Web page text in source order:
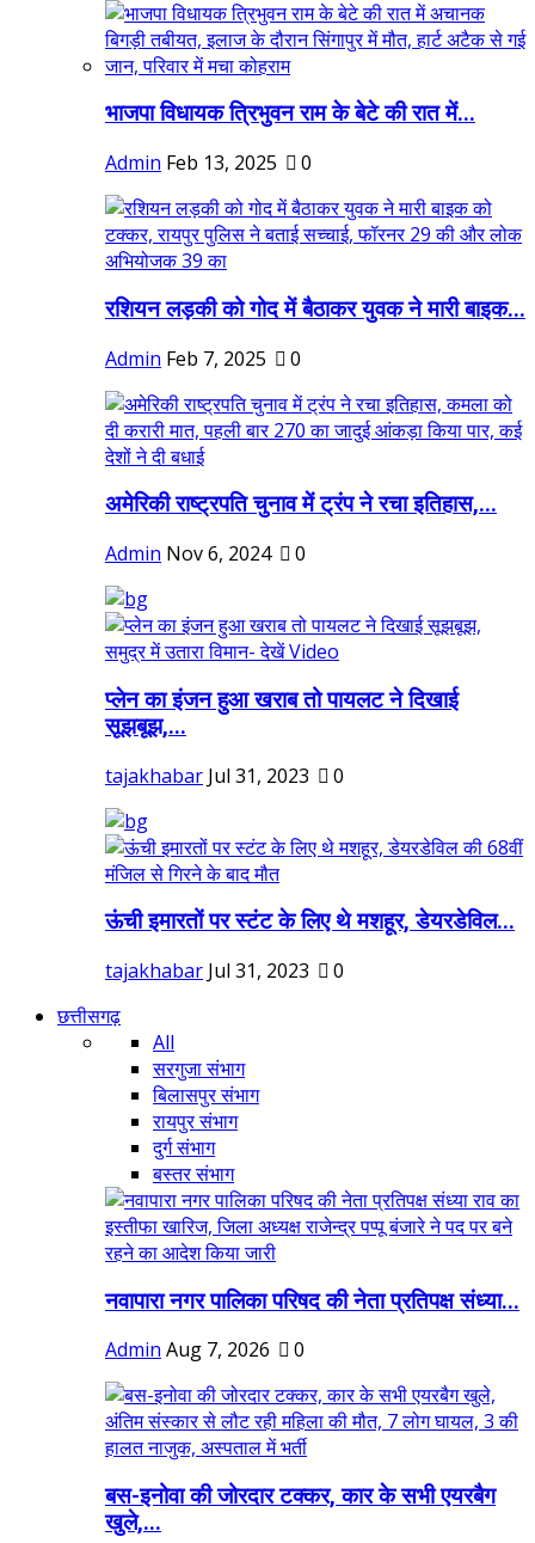
भाजपा विधायक त्रिभुवन राम के बेटे की रात में...
Admin Feb 13, 2025 0
रशियन लड़की को गोद में बैठाकर युवक ने मारी बाइक...
Admin Feb 7, 2025 0
अमेरिकी राष्ट्रपति चुनाव में ट्रंप ने रचा इतिहास,...
Admin Nov 6, 2024 0
प्लेन का इंजन हुआ खराब तो पायलट ने दिखाई
सूझबूझ,...
tajakhabar Jul 31, 2023 0
ऊंची इमारतों पर स्टंट के लिए थे मशहूर, डेयरडेविल...
tajakhabar Jul 31, 2023
0
छत्तीसगढ़
All
सरगुजा संभाग
बिलासपुर संभाग
रायपुर संभाग
दुर्ग संभाग
बस्तर संभाग
नवापारा नगर पालिका परिषद की नेता प्रतिपक्ष संध्या...
Admin Aug 7, 2026 0
बस-इनोवा की जोरदार टक्कर, कार के सभी एयरबैग
खुले,...